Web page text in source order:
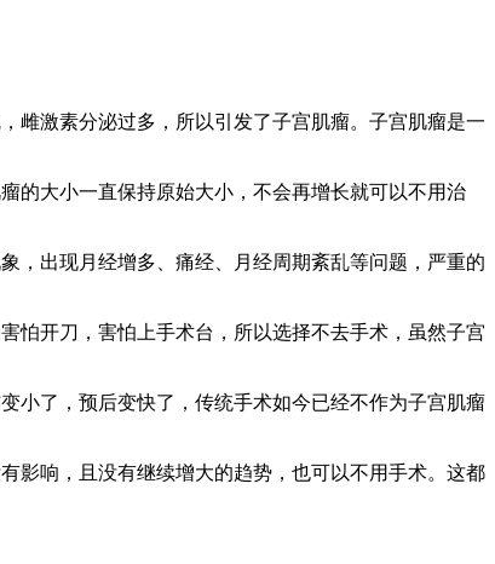
雌激素分泌过多，所以引发了子宫肌瘤。子宫肌瘤是一
的大小一直保持原始大小，不会再增长就可以不用治
，出现月经增多、痛经、月经周期紊乱等问题，严重的
怕开刀，害怕上手术台，所以选择不去手术，虽然子宫
小了，预后变快了，传统手术如今已经不作为子宫肌瘤
影响，且没有继续增大的趋势，也可以不用手术。这都